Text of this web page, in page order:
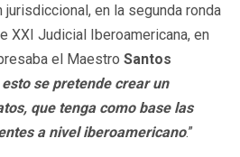
en la segunda ronda
XXI Judicial Iberoamericana, en
el Maestro Santos
esto se pretende crear un
que tenga como base las
a nivel iberoamericano.”